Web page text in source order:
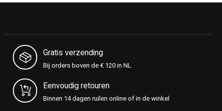
Gratis verzending
Bij orders boven de € 120 in NL
Eenvoudig retouren
Binnen 14 dagen ruilen online of in de winkel